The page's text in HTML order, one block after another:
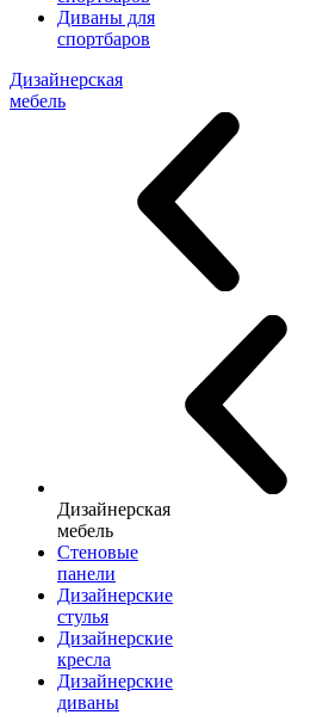
Диваны для
спортбаров
Дизайнерская
мебель
Дизайнерская
мебель
Стеновые
панели
Дизайнерские
стулья
Дизайнерские
кресла
Дизайнерские
диваны